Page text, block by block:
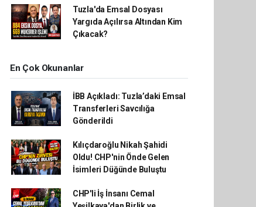
Tuzla'da Emsal Dosyası
Yargıda Açılırsa Altından Kim
Çıkacak?
En Çok Okunanlar
İBB Açıkladı: Tuzla’daki Emsal
Transferleri Savcılığa
Gönderildi
Kılıçdaroğlu Nikah Şahidi
Oldu! CHP'nin Önde Gelen
İsimleri Düğünde Buluştu
CHP'li İş İnsanı Cemal